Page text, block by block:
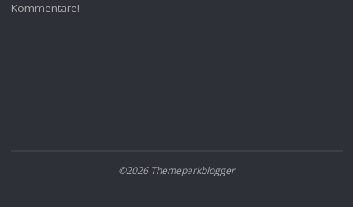
Kommentare!
©2026 Themeparkblogger